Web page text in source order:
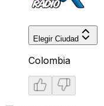
Elegir Ciudad
Colombia